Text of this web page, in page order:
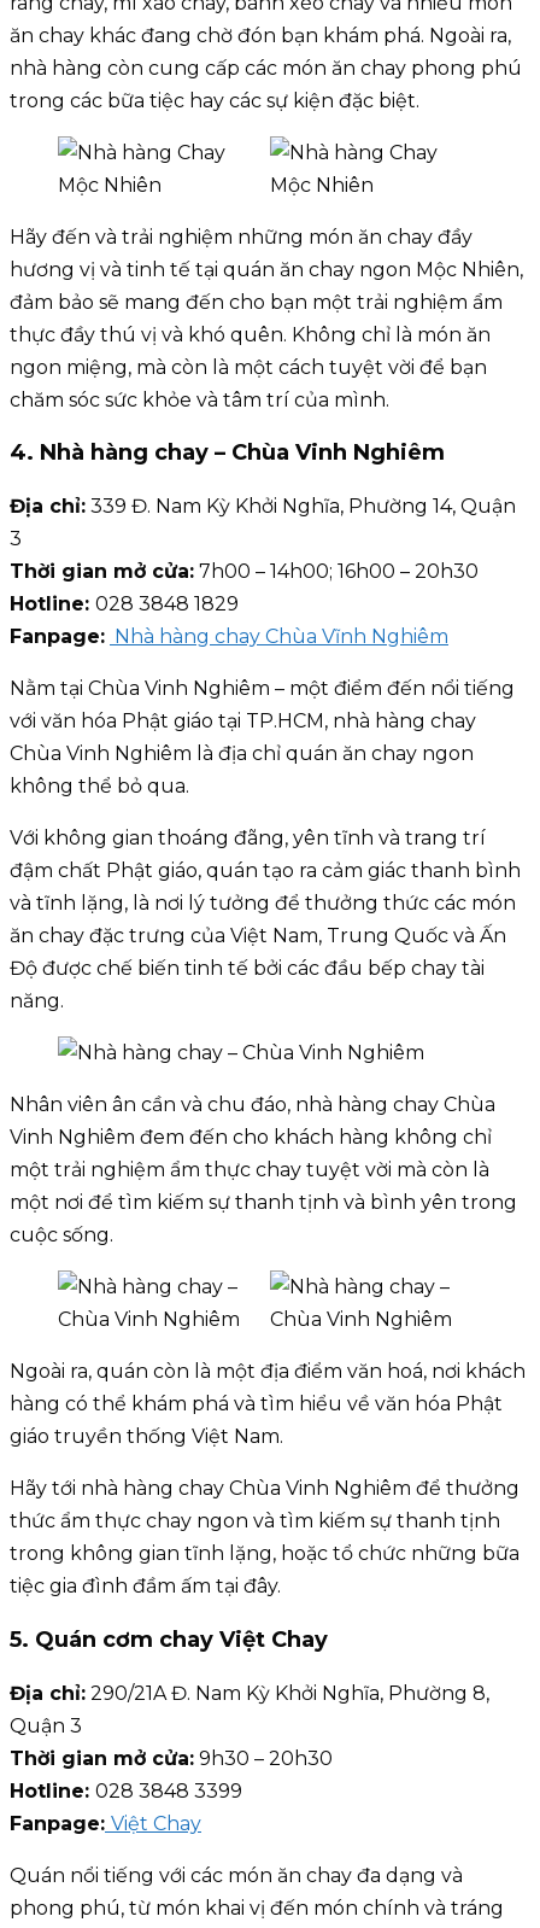
ăn chay khác đang chờ đón bạn khám phá. Ngoài ra,
nhà hàng còn cung cấp các món ăn chay phong phú
trong các bữa tiệc hay các sự kiện đặc biệt.
Hãy đến và trải nghiệm những món ăn chay đầy
hương vị và tinh tế tại quán ăn chay ngon Mộc Nhiên,
đảm bảo sẽ mang đến cho bạn một trải nghiệm ẩm
thực đầy thú vị và khó quên. Không chỉ là món ăn
ngon miệng, mà còn là một cách tuyệt vời để bạn
chăm sóc sức khỏe và tâm trí của mình.
4. Nhà hàng chay – Chùa Vinh Nghiêm
Địa chỉ: 339 Đ. Nam Kỳ Khởi Nghĩa, Phường 14, Quận
3
Thời gian mở cửa: 7h00 – 14h00; 16h00 – 20h30
Hotline: 028 3848 1829
Fanpage: Nhà hàng chay Chùa Vĩnh Nghiêm
Nằm tại Chùa Vinh Nghiêm – một điểm đến nổi tiếng
với văn hóa Phật giáo tại TP.HCM, nhà hàng chay
Chùa Vinh Nghiêm là địa chỉ quán ăn chay ngon
không thể bỏ qua.
Với không gian thoáng đãng, yên tĩnh và trang trí
đậm chất Phật giáo, quán tạo ra cảm giác thanh bình
và tĩnh lặng, là nơi lý tưởng để thưởng thức các món
ăn chay đặc trưng của Việt Nam, Trung Quốc và Ấn
Độ được chế biến tinh tế bởi các đầu bếp chay tài
năng.
Nhân viên ân cần và chu đáo, nhà hàng chay Chùa
Vinh Nghiêm đem đến cho khách hàng không chỉ
một trải nghiệm ẩm thực chay tuyệt vời mà còn là
một nơi để tìm kiếm sự thanh tịnh và bình yên trong
cuộc sống.
Ngoài ra, quán còn là một địa điểm văn hoá, nơi khách
hàng có thể khám phá và tìm hiểu về văn hóa Phật
giáo truyền thống Việt Nam.
Hãy tới nhà hàng chay Chùa Vinh Nghiêm để thưởng
thức ẩm thực chay ngon và tìm kiếm sự thanh tịnh
trong không gian tĩnh lặng, hoặc tổ chức những bữa
tiệc gia đình đầm ấm tại đây.
5. Quán cơm chay Việt Chay
Địa chỉ: 290/21A Đ. Nam Kỳ Khởi Nghĩa, Phường 8,
Quận 3
Thời gian mở cửa: 9h30 – 20h30
Hotline: 028 3848 3399
Fanpage: Việt Chay
Quán nổi tiếng với các món ăn chay đa dạng và
phong phú, từ món khai vị đến món chính và tráng